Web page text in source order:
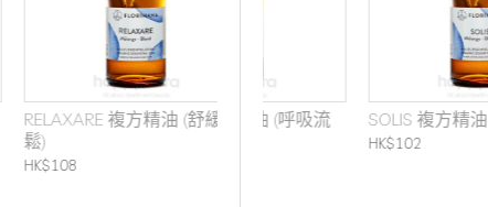
RELAXARE 複方精油 (舒緩放
HK$108
Respirare 複方精油 (呼吸流
暢)
HK$108
SOLIS 複方精油 (活力提升)